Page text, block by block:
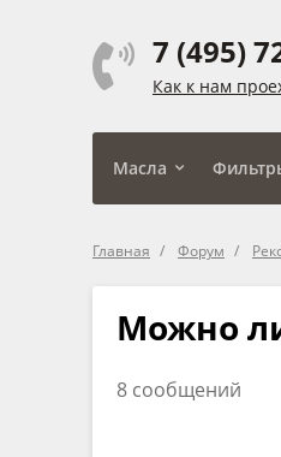
7 (495)
Как к нам
Масла
Главная Форум
Можно
8 сообщений